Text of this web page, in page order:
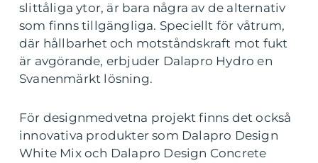
slittåliga ytor, är bara några av de alternativ
som finns tillgängliga. Speciellt för våtrum,
där hållbarhet och motståndskraft mot fukt
är avgörande, erbjuder Dalapro Hydro en
Svanenmärkt lösning.
För designmedvetna projekt finns det också
innovativa produkter som Dalapro Design
White Mix och Dalapro Design Concrete